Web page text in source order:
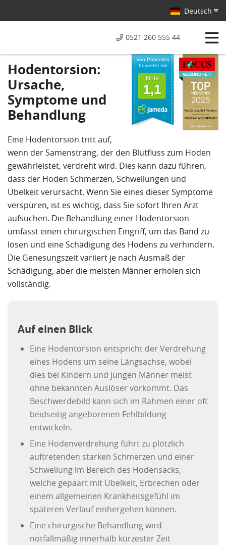
Deutsch
0521 260 555 44
Von Patienten
bewertet mit
Note
1,1
Hodentorsion:
Ursache,
Symptome und
Behandlung
Eine Hodentorsion tritt auf,
wenn der Samenstrang, der den Blutfluss zum Hoden
gewährleistet, verdreht wird. Dies kann dazu führen,
dass der Hoden Schmerzen, Schwellungen und
Übelkeit verursacht. Wenn Sie eines dieser Symptome
verspüren, ist es wichtig, dass Sie sofort Ihren Arzt
aufsuchen. Die Behandlung einer Hodentorsion
umfasst einen chirurgischen Eingriff, um das Band zu
lösen und eine Schädigung des Hodens zu verhindern.
Die Genesungszeit variiert je nach Ausmaß der
Schädigung, aber die meisten Männer erholen sich
vollständig.
Auf einen Blick
Eine Hodentorsion entspricht der Verdrehung
eines Hodens um seine Längsachse, wobei
dies bei Kindern und jungen Männer meist
ohne bekannten Auslöser vorkommt. Das
Beschwerdebild kann sich im Rahmen einer oft
beidseitig angeborenen Fehlbildung
entwickeln.
Eine Hodenverdrehung führt zu plötzlich
auftretenden starken Schmerzen und einer
Schwellung im Bereich des Hodensacks,
welche gepaart mit Übelkeit, Erbrechen oder
einem allgemeinen Krankheitsgefühl im
späteren Verlauf einhergehen können.
Eine chirurgische Behandlung wird
notfallmäßig innerhalb kürzester Zeit